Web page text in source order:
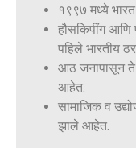
१९९७ मध्ये
हौसकिपींग
पहिले भारतीय
आठ जनापासून ते
आहेत.
सामाजिक व
झाले आहेत.